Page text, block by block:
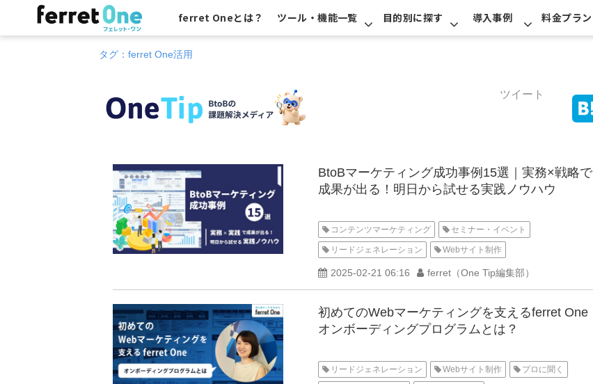
ferret Oneとは？ ツール・機能一覧 目的別に探す 導入事例 料金プラン
タグ：ferret One活用
ツイート
BtoBマーケティング成功事例15選｜実務×戦略で
成果が出る！明日から試せる実践ノウハウ
コンテンツマーケティング セミナー・イベント
リードジェネレーション Webサイト制作
メールマーケティング 業務効率化 SEO
インサイドセールス ferret One活用 フィールドセールス
広告 ランディングページ
2025-02-21 06:16 ferret（One Tip編集部）
初めてのWebマーケティングを支えるferret One
オンボーディングプログラムとは？
リードジェネレーション Webサイト制作 プロに聞く